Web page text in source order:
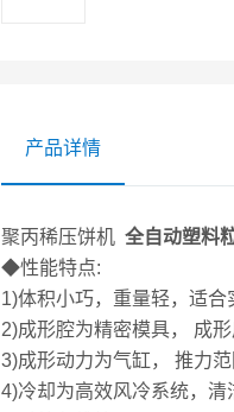
产品详情
聚丙稀压饼机 全自动塑料
◆性能特点:
1)体积小巧，重量轻，适合
2)成形腔为精密模具， 成
3)成形动力为气缸， 推力
4)冷却为高效风冷系统，清